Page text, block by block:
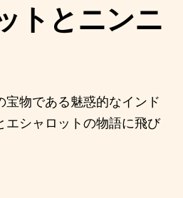
トとニンニ
宝物である魅惑的なインド
エシャロットの物語に飛び